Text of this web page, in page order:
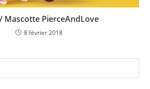
Mascotte PierceAndLove
8 février 2018